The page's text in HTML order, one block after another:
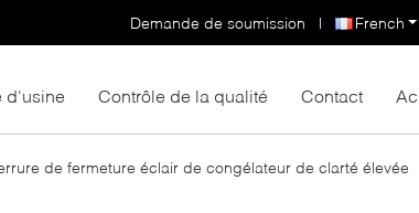
French
Demande de soumission |
d'usine Contrôle de la qualité Contact
de fermeture éclair de congélateur de clarté élevée